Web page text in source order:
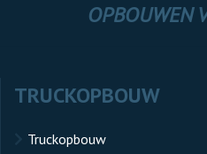
OPBOUWEN
TRUCKOPBOUW
Truckopbouw